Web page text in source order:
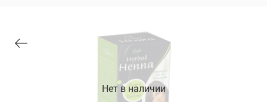
Нет в наличии